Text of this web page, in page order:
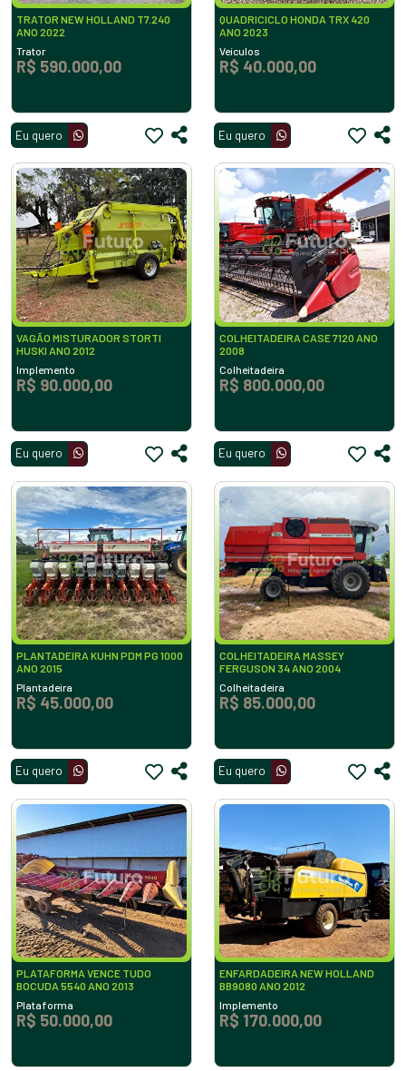
TRATOR NEW HOLLAND T7.240
ANO 2022
Trator
R$ 590.000,00
Eu quero
QUADRICICLO HONDA TRX 420
ANO 2023
Veículos
R$ 40.000,00
Eu quero
VAGÃO MISTURADOR STORTI
HUSKI ANO 2012
Implemento
R$ 90.000,00
Eu quero
COLHEITADEIRA CASE 7120 ANO
2008
Colheitadeira
R$ 800.000,00
Eu quero
PLANTADEIRA KUHN PDM PG 1000
ANO 2015
Plantadeira
R$ 45.000,00
Eu quero
COLHEITADEIRA MASSEY
FERGUSON 34 ANO 2004
Colheitadeira
R$ 85.000,00
Eu quero
PLATAFORMA VENCE TUDO
BOCUDA 5540 ANO 2013
Plataforma
R$ 50.000,00
ENFARDADEIRA NEW HOLLAND
BB9080 ANO 2012
Implemento
R$ 170.000,00